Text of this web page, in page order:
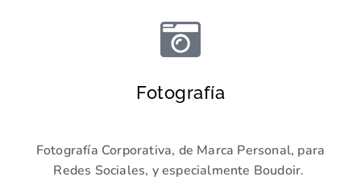
Fotografía
Fotografía Corporativa, de Marca Personal, para
Redes Sociales, y especialmente Boudoir.